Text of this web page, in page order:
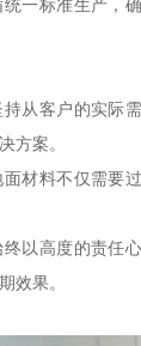
一标准生产，
从客户的实际
方案。
材料不仅需要
以高度的责任
效果。